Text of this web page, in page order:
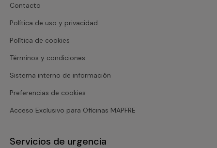
Contacto
Política de uso y privacidad
Política de cookies
Términos y condiciones
Sistema interno de información
Preferencias de cookies
Acceso Exclusivo para Oficinas MAPFRE
Servicios de urgencia